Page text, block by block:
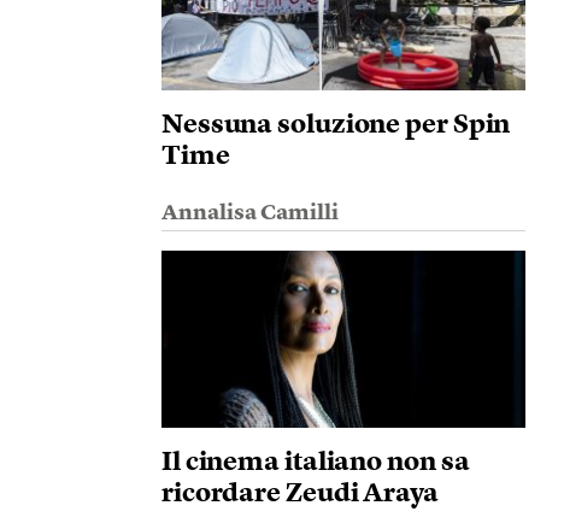
Nessuna soluzione per Spin
Time
Annalisa Camilli
Il cinema italiano non sa
ricordare Zeudi Araya